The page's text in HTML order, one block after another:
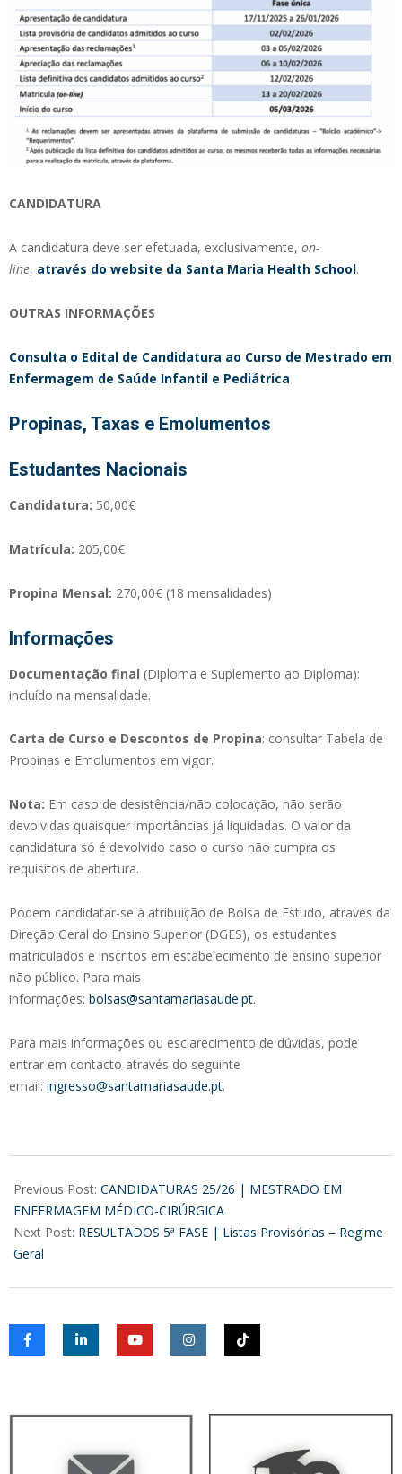
CANDIDATURA
A candidatura deve ser efetuada, exclusivamente, on-
line, através do website da Santa Maria Health School.
OUTRAS INFORMAÇÕES
Consulta o Edital de Candidatura ao Curso de Mestrado em
Enfermagem de Saúde Infantil e Pediátrica
Propinas, Taxas e Emolumentos
Estudantes Nacionais
Candidatura: 50,00€
Matrícula: 205,00€
Propina Mensal: 270,00€ (18 mensalidades)
Informações
Documentação final (Diploma e Suplemento ao Diploma):
incluído na mensalidade.
Carta de Curso e Descontos de Propina: consultar Tabela de
Propinas e Emolumentos em vigor.
Nota: Em caso de desistência/não colocação, não serão
devolvidas quaisquer importâncias já liquidadas. O valor da
candidatura só é devolvido caso o curso não cumpra os
requisitos de abertura.
Podem candidatar-se à atribuição de Bolsa de Estudo, através da
Direção Geral do Ensino Superior (DGES), os estudantes
matriculados e inscritos em estabelecimento de ensino superior
não público. Para mais
informações: bolsas@santamariasaude.pt.
Para mais informações ou esclarecimento de dúvidas, pode
entrar em contacto através do seguinte
email: ingresso@santamariasaude.pt.
11-
11
Previous Post: CANDIDATURAS 25/26 | MESTRADO EM
ENFERMAGEM MÉDICO-CIRÚRGICA
Next Post: RESULTADOS 5ª FASE | Listas Provisórias – Regime
Geral